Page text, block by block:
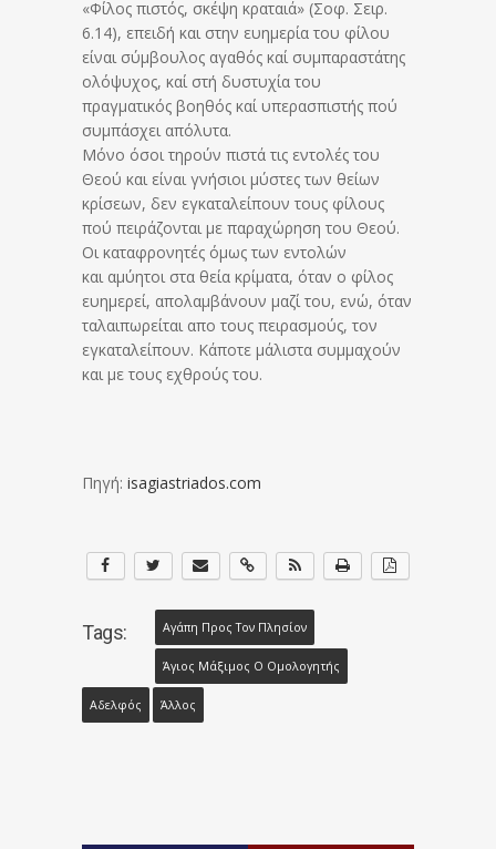
«Φίλος πιστός, σκέψη κραταιά» (Σοφ. Σειρ.
6.14), επειδή και στην ευημερία του φίλου
είναι σύμβουλος αγαθός καί συμπαραστάτης
ολόψυχος, καί στή δυστυχία του
πραγματικός βοηθός καί υπερασπιστής πού
συμπάσχει απόλυτα.
Μόνο όσοι τηρούν πιστά τις εντολές του
Θεού και είναι γνήσιοι μύστες των θείων
κρίσεων, δεν εγκαταλείπουν τους φίλους
πού πειράζονται με παραχώρηση του Θεού.
Οι καταφρονητές όμως των εντολών
και αμύητοι στα θεία κρίματα, όταν ο φίλος
ευημερεί, απολαμβάνουν μαζί του, ενώ, όταν
ταλαιπωρείται απο τους πειρασμούς, τον
εγκαταλείπουν. Κάποτε μάλιστα συμμαχούν
και με τους εχθρούς του.
Πηγή: isagiastriados.com
Tags: Αγάπη Προς Τον Πλησίον
Άγιος Μάξιμος Ο Ομολογητής
Αδελφός Άλλος